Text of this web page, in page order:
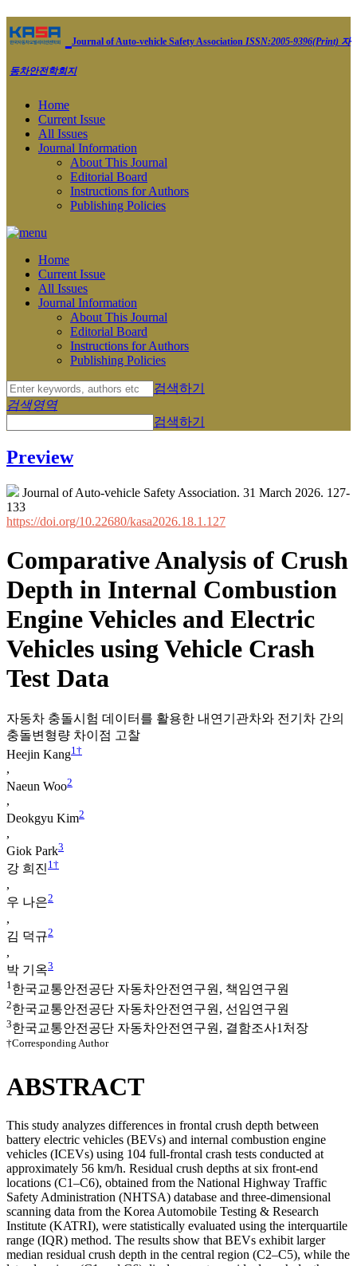
Journal of Auto-vehicle Safety Association ISSN:2005-9396(Print) 자
동차안전학회지
Home
Current Issue
All Issues
Journal Information
About This Journal
Editorial Board
Instructions for Authors
Publishing Policies
Home
Current Issue
All Issues
Journal Information
About This Journal
Editorial Board
Instructions for Authors
Publishing Policies
검색하기
검색영역
검색하기
Preview
Journal of Auto-vehicle Safety Association. 31 March 2026. 127-
133
https://doi.org/10.22680/kasa2026.18.1.127
Comparative Analysis of Crush
Depth in Internal Combustion
Engine Vehicles and Electric
Vehicles using Vehicle Crash
Test Data
자동차 충돌시험 데이터를 활용한 내연기관차와 전기차 간의
충돌변형량 차이점 고찰
Heejin Kang1 †
,
Naeun Woo2
,
Deokgyu Kim2
,
Giok Park3
강 희진 1 †
,
우 나은2
,
김 덕규2
,
박 기옥3
1한국교통안전공단 자동차안전연구원, 책임연구원
2한국교통안전공단 자동차안전연구원, 선임연구원
3한국교통안전공단 자동차안전연구원, 결함조사1처장
†Corresponding Author
ABSTRACT
This study analyzes differences in frontal crush depth between
battery electric vehicles (BEVs) and internal combustion engine
vehicles (ICEVs) using 104 full-frontal crash tests conducted at
approximately 56 km/h. Residual crush depths at six front-end
locations (C1–C6), obtained from the National Highway Traffic
Safety Administration (NHTSA) database and three-dimensional
scanning data from the Korea Automobile Testing & Research
Institute (KATRI), were statistically evaluated using the interquartile
range (IQR) method. The results show that BEVs exhibit larger
median residual crush depth in the central region (C2–C5), while the